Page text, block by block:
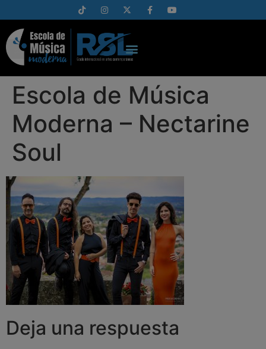
Escola de Música
Moderna – Nectarine
Soul
Deja una respuesta